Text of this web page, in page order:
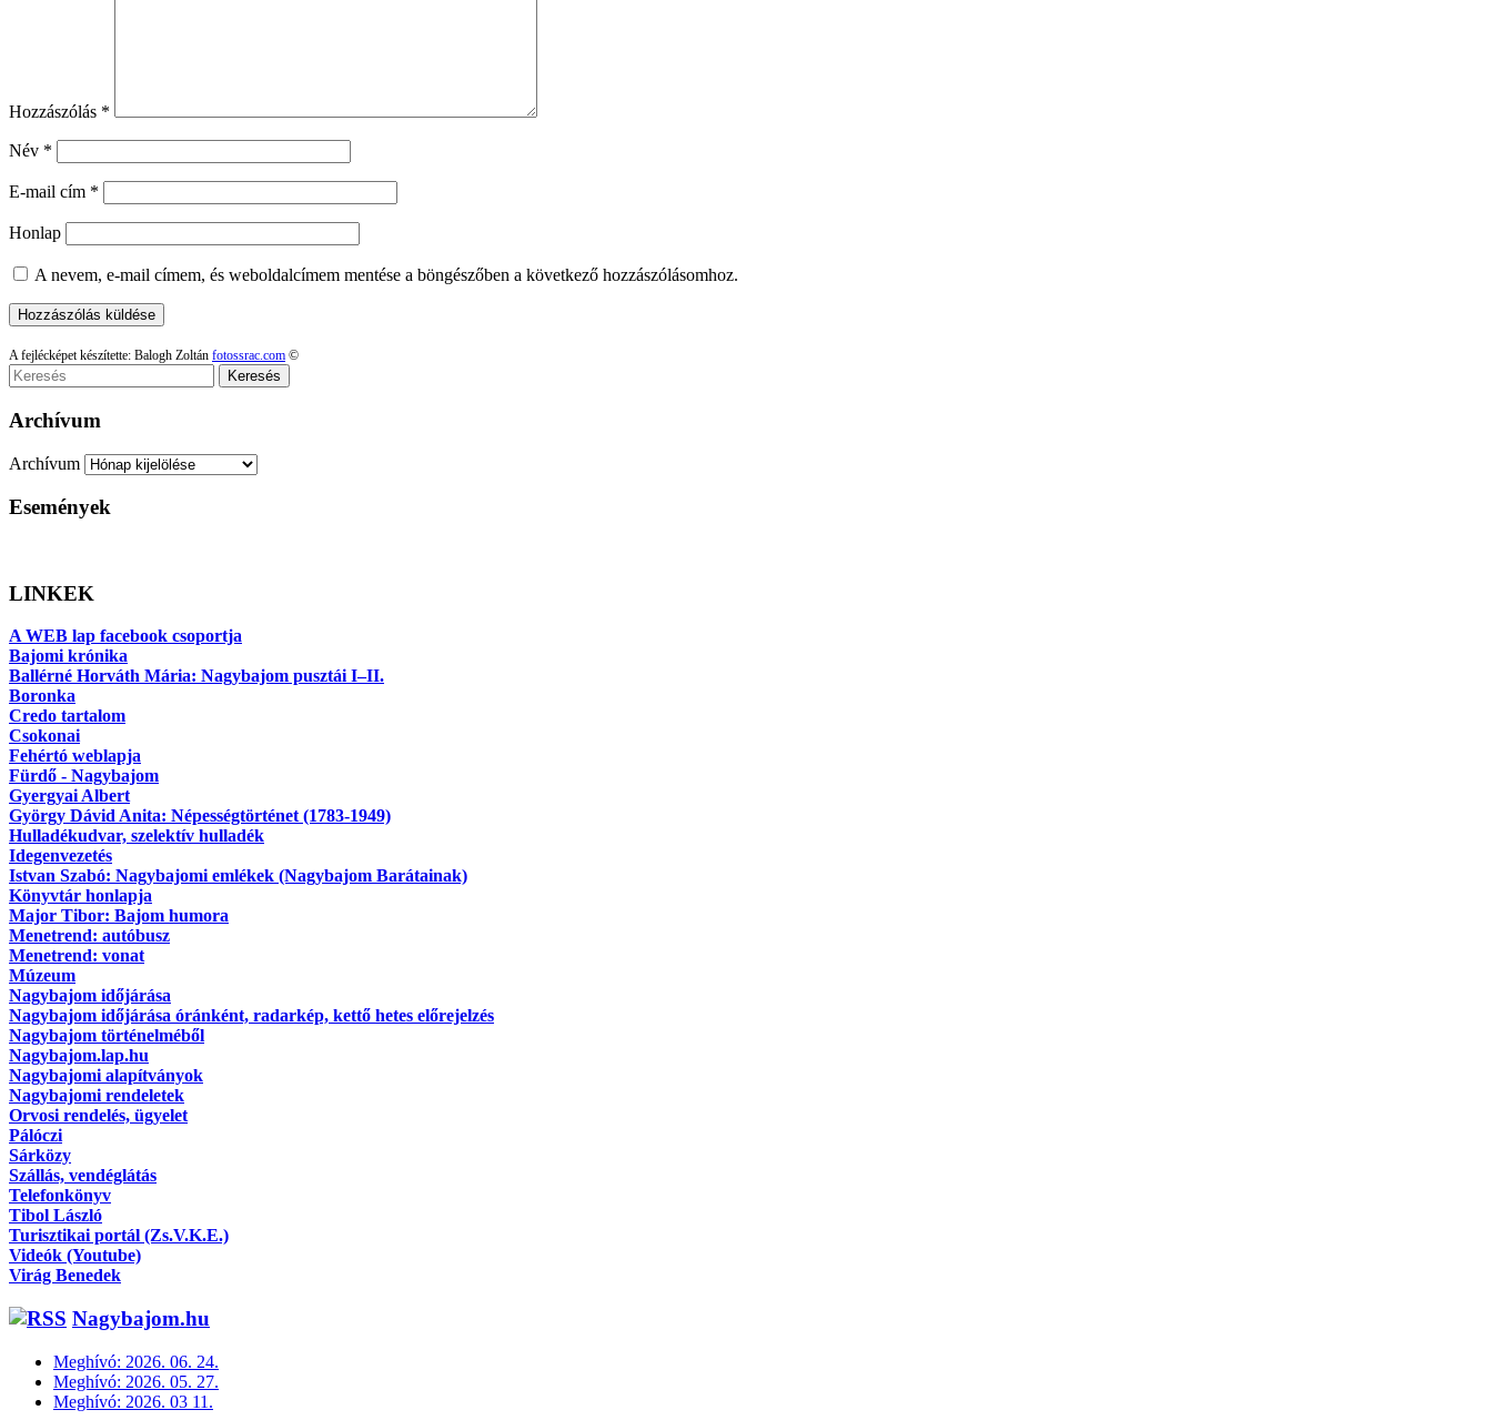
Hozzászólás *
Név *
E-mail cím *
Honlap
A nevem, e-mail címem, és weboldalcímem mentése a böngészőben a következő hozzászólásomhoz.
A fejlécképet készítette: Balogh Zoltán fotossrac.com ©
Keresés
Archívum
Archívum
Események
LINKEK
A WEB lap facebook csoportja
Bajomi krónika
Ballérné Horváth Mária: Nagybajom pusztái I–II.
Boronka
Credo tartalom
Csokonai
Fehértó weblapja
Fürdő - Nagybajom
Gyergyai Albert
György Dávid Anita: Népességtörténet (1783-1949)
Hulladékudvar, szelektív hulladék
Idegenvezetés
Istvan Szabó: Nagybajomi emlékek (Nagybajom Barátainak)
Könyvtár honlapja
Major Tibor: Bajom humora
Menetrend: autóbusz
Menetrend: vonat
Múzeum
Nagybajom időjárása
Nagybajom időjárása óránként, radarkép, kettő hetes előrejelzés
Nagybajom történelméből
Nagybajom.lap.hu
Nagybajomi alapítványok
Nagybajomi rendeletek
Orvosi rendelés, ügyelet
Pálóczi
Sárközy
Szállás, vendéglátás
Telefonkönyv
Tibol László
Turisztikai portál (Zs.V.K.E.)
Videók (Youtube)
Virág Benedek
Nagybajom.hu
Meghívó: 2026. 06. 24.
Meghívó: 2026. 05. 27.
Meghívó: 2026. 03 11.